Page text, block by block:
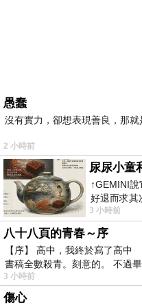
愚蠢
沒有實力，卻想表現善良，那就
2 小時前
尿尿小童
↑GEMINI
好退而求其
年人臉孔」
3 小時前
八十八頁的青春～序
【序】 高中，我終於寫了高
書稿全數殺青。刻意的。 不過
3 小時前
傷心